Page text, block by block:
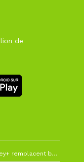
de
La Liga change de diffuseur : DAZN et Disney+ remplacent beIN Sports !